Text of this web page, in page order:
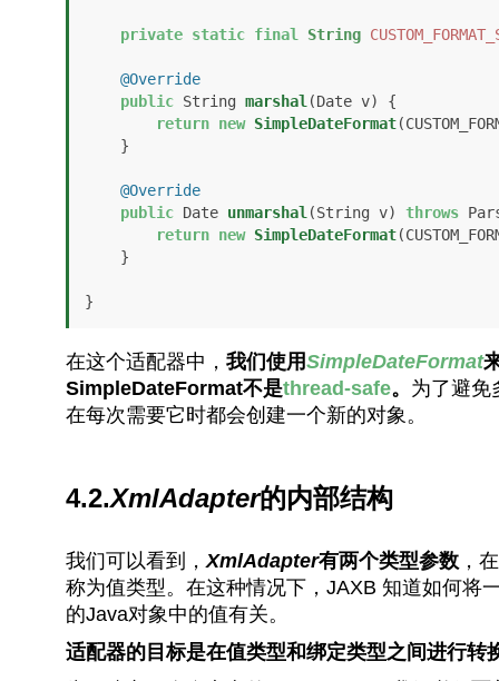
private static final String
@Override
public String marshal (Date v)
{
return new SimpleDateFormat
@Override
public Date unmarshal (String v) throws
return new SimpleDateFormat
}
在这个适配器中， 我们使用SimpleDateFormat
SimpleDateFormat不是thread-safe。 为了避免
在每次需要它时都会创建一个新的对象。
4.2.XmlAdapter的内部结构
我们可以看到，XmlAdapter有两个类型参数，
称为值类型。在这种情况下，JAXB 知道如何将
的Java对象中的值有关。
适配器的目标是在值类型和绑定类型之间进行